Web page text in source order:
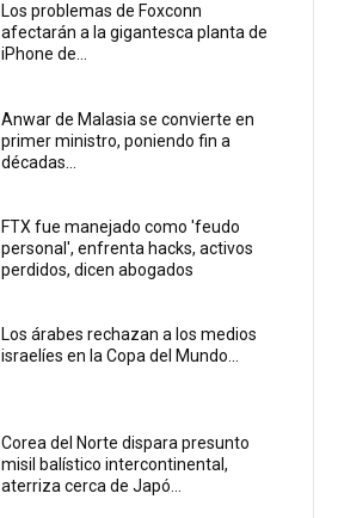
Los problemas de Foxconn
afectarán a la gigantesca planta de
iPhone de...
Anwar de Malasia se convierte en
primer ministro, poniendo fin a
décadas...
FTX fue manejado como 'feudo
personal', enfrenta hacks, activos
perdidos, dicen abogados
Los árabes rechazan a los medios
israelíes en la Copa del Mundo...
Corea del Norte dispara presunto
misil balístico intercontinental,
aterriza cerca de Japó...